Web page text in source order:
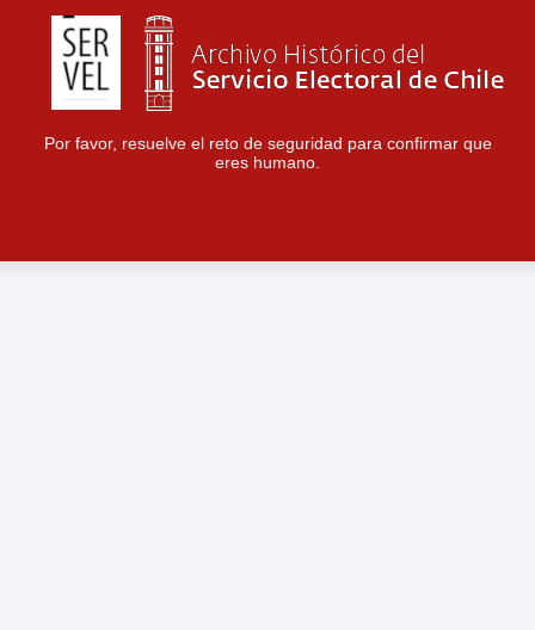
Por favor, resuelve el reto de seguridad para confirmar que
eres humano.